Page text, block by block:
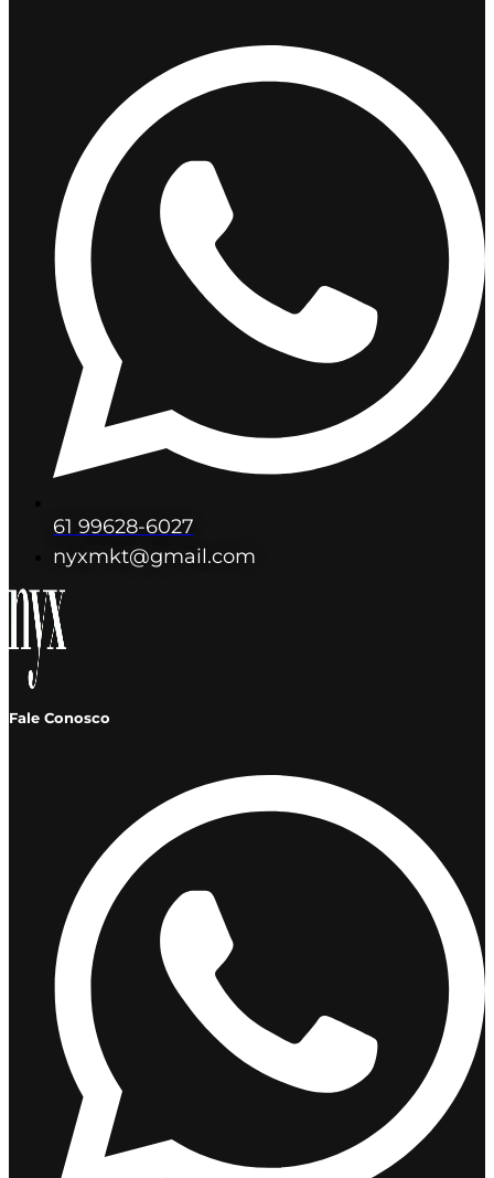
61 99628-6027
nyxmkt@gmail.com
Fale Conosco